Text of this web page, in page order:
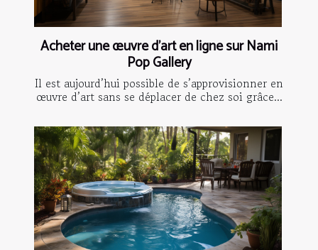
Acheter une œuvre d’art en ligne sur Nami
Pop Gallery
Il est aujourd’hui possible de s’approvisionner en
œuvre d’art sans se déplacer de chez soi grâce...